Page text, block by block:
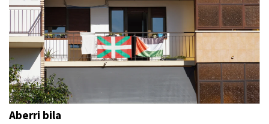
Aberri bila